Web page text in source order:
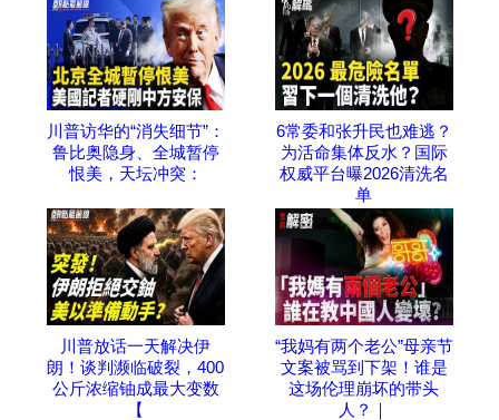
川普访华的“消失细节”：
鲁比奥隐身、全城暂停
恨美，天坛冲突：
6常委和张升民也难逃？
为活命集体反水？国际
权威平台曝2026清洗名
单
川普放话一天解决伊
朗！谈判濒临破裂，400
公斤浓缩铀成最大变数
【
“我妈有两个老公”母亲节
文案被骂到下架！谁是
这场伦理崩坏的带头
人？｜